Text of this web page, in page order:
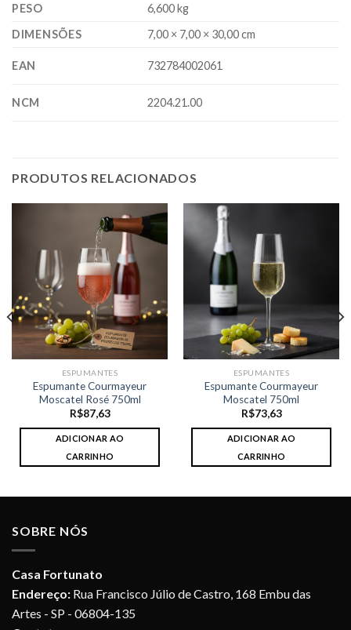
PESO
6,600 kg
DIMENSÕES
7,00 × 7,00 × 30,00 cm
EAN 732784002061
NCM 2204.21.00
PRODUTOS RELACIONADOS
ESPUMANTES
Espumante Courmayeur
Moscatel Rosé 750ml
R$87,63
ADICIONAR AO
CARRINHO
ESPUMANTES
Espumante Courmayeur
Moscatel 750ml
R$73,63
ADICIONAR AO
CARRINHO
SOBRE NÓS
Casa Fortunato
Endereço: Rua Francisco Júlio de Castro, 168 Embu das
Artes - SP - 06804-135